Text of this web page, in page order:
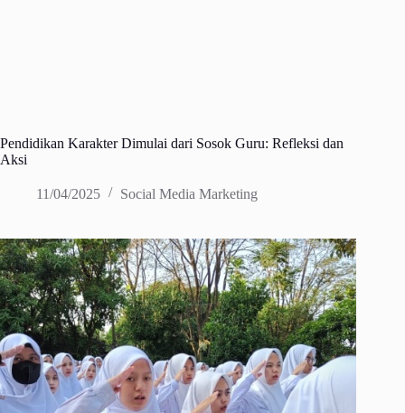
Pendidikan Karakter Dimulai dari Sosok Guru: Refleksi dan
Aksi
11/04/2025 Social Media Marketing